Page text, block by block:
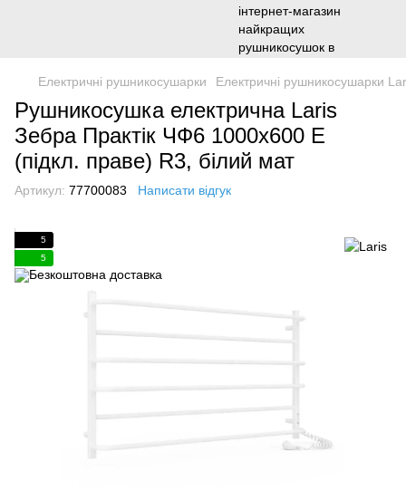
Електричні рушникосушарки Електричні рушникосушарки
Рушникосушка електрична Laris
Зебра Практік ЧФ6 1000х600 Е
(підкл. праве) R3, білий мат
Артикул: 77700083 Написати відгук
5
5